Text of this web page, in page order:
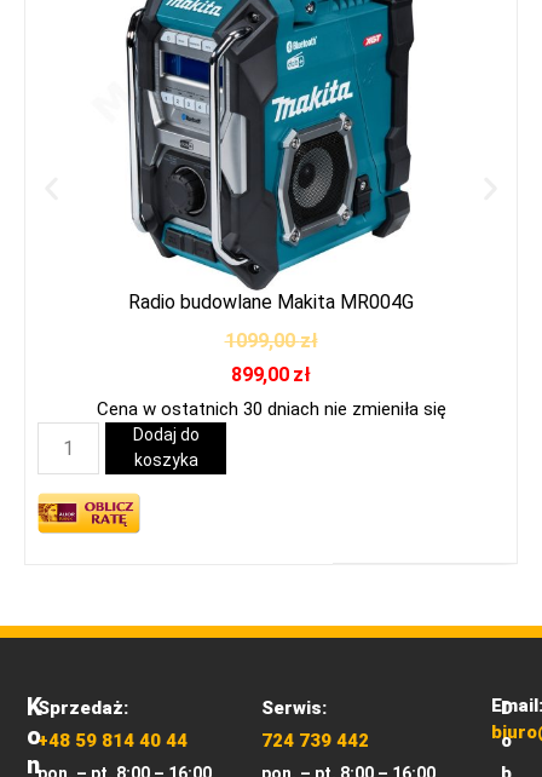
Radio budowlane Makita MR004G
1099,00zł
899,00 zł
Cena w ostatnich 30 dniach nie zmieniła się
Dodaj do
koszyka
K
O
N
Sprzedaż:
+48 59 814 40 44
pon. – pt. 8:00 – 16:00
Serwis:
724 739 442
pon. – pt. 8:00 – 16:00
Email:
D
o